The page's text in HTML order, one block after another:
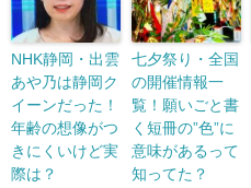
NHK静岡・出雲
あや乃は静岡ク
イーンだった！
年齢の想像がつ
きにくいけど実
際は？
七夕祭り・全国
の開催情報一
覧！願いごと書
く短冊の”色”に
意味があるって
知ってた？